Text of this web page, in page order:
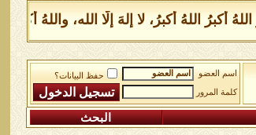
أكبرُ اللهُ أكبرُ، لا إلهَ إلَّا الله، واللهُ
اسم العضو
حفظ البيانات؟
كلمة المرور
البحث